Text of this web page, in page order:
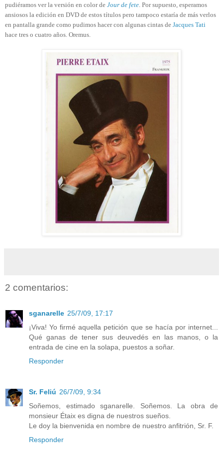
pudiéramos ver la versión en color de Jour de fete . Por supuesto, esperamos
ansiosos la edición en DVD de estos títulos pero tampoco estaría de más verlos
en pantalla grande como pudimos hacer con algunas cintas de Jacques Tati
hace tres o cuatro años. Oremus.
2 comentarios:
sganarelle 25/7/09, 17:17
¡Viva! Yo firmé aquella petición que se hacía por internet...
Qué ganas de tener sus deuvedés en las manos, o la
entrada de cine en la solapa, puestos a soñar.
Responder
Sr. Feliú 26/7/09, 9:34
Soñemos, estimado sganarelle. Soñemos. La obra de
monsieur Étaix es digna de nuestros sueños.
Le doy la bienvenida en nombre de nuestro anfitrión, Sr. F.
Responder